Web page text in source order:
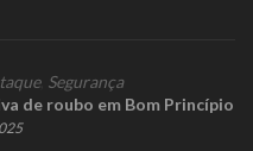
, Segurança
de roubo em Bom Princípio